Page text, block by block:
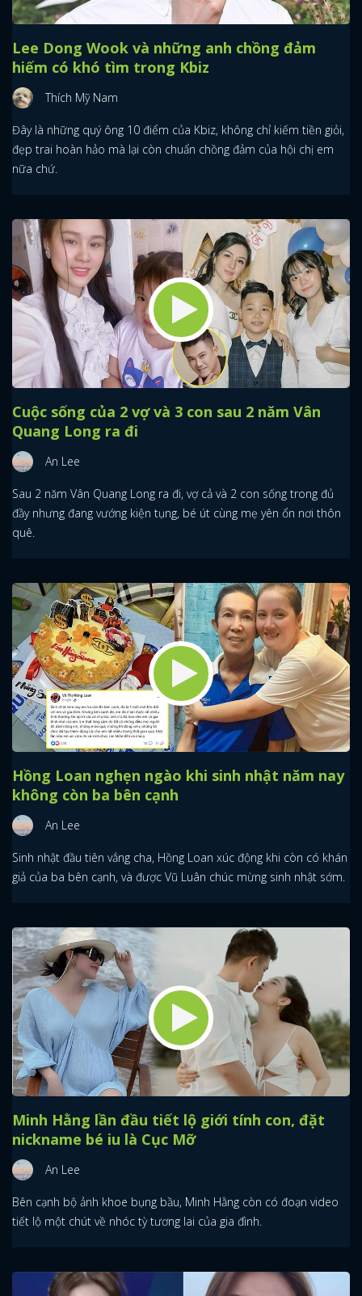
Lee Dong Wook và những anh chồng đảm
hiếm có khó tìm trong Kbiz
Thích Mỹ Nam
Đây là những quý ông 10 điểm của Kbiz, không chỉ kiếm tiền giỏi,
đẹp trai hoàn hảo mà lại còn chuẩn chồng đảm của hội chị em
nữa chứ.
Cuộc sống của 2 vợ và 3 con sau 2 năm Vân
Quang Long ra đi
An Lee
Sau 2 năm Vân Quang Long ra đi, vợ cả và 2 con sống trong đủ
đầy nhưng đang vướng kiện tụng, bé út cùng mẹ yên ổn nơi thôn
quê.
Hồng Loan nghẹn ngào khi sinh nhật năm nay
không còn ba bên cạnh
An Lee
Sinh nhật đầu tiên vắng cha, Hồng Loan xúc động khi còn có khán
giả của ba bên cạnh, và được Vũ Luân chúc mừng sinh nhật sớm.
Minh Hằng lần đầu tiết lộ giới tính con, đặt
nickname bé iu là Cục Mỡ
An Lee
Bên cạnh bộ ảnh khoe bụng bầu, Minh Hằng còn có đoạn video
tiết lộ một chút về nhóc tỳ tương lai của gia đình.